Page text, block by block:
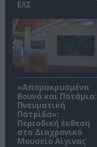
ΕΛΣ
«Απομακρυσμένα
Βουνά και Ποτάμια:
Πνευματική
Πατρίδα»:
Περιοδική έκθεση
στο Διαχρονικό
Μουσείο Αίγινας